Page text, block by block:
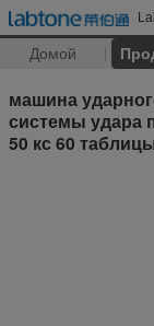
Домой
машина
системы удара
50 кс 60